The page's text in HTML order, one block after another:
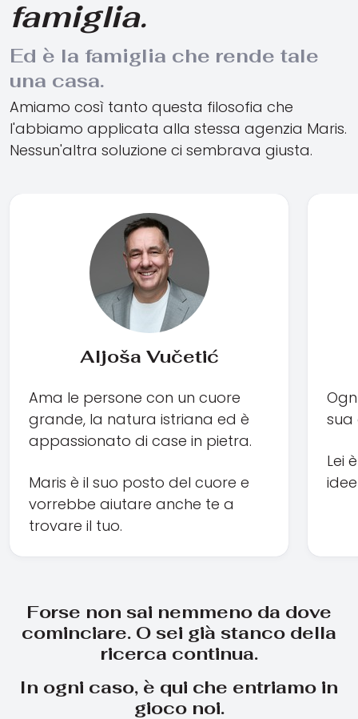
famiglia.
Ed è la famiglia che rende tale
una casa.
Amiamo così tanto questa filosofia che
l'abbiamo applicata alla stessa agenzia Maris.
Nessun'altra soluzione ci sembrava giusta.
Aljoša Vučetić
Ama le persone con un cuore
grande, la natura istriana ed è
appassionato di case in pietra.
Maris è il suo posto del cuore e
vorrebbe aiutare anche te a
trovare il tuo.
sua
Lei
Forse non sai nemmeno da dove
cominciare. O sei già stanco della
ricerca continua.
In ogni caso, è qui che entriamo in
gioco noi.